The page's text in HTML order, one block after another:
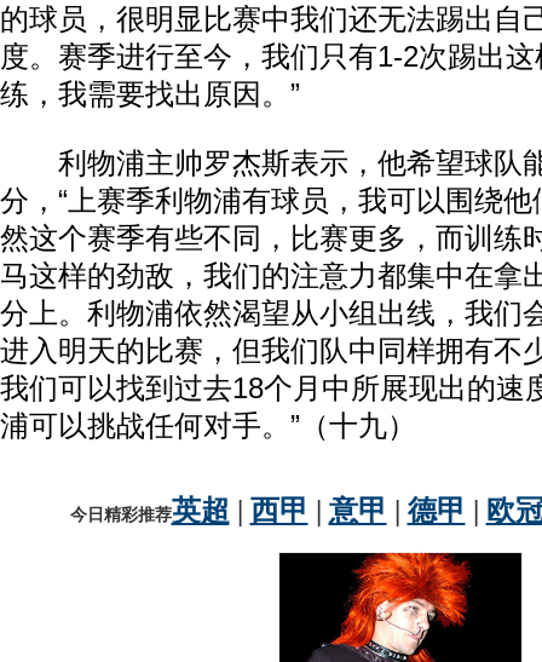
的球员，很明显比赛中我们还无法踢出自
度。赛季进行至今，我们只有1-2次踢出
练，我需要找出原因。”
利物浦主帅罗杰斯表示，他希望球队
分，“上赛季利物浦有球员，我可以围绕
然这个赛季有些不同，比赛更多，而训练
马这样的劲敌，我们的注意力都集中在拿
分上。利物浦依然渴望从小组出线，我们
进入明天的比赛，但我们队中同样拥有不
我们可以找到过去18个月中所展现出的速
浦可以挑战任何对手。”（十九）